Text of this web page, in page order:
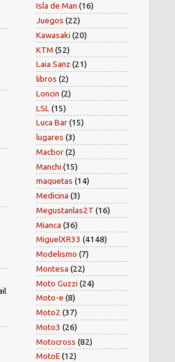
Isla de Man (16)
Juegos (22)
Kawasaki (20)
KTM (52)
Laia Sanz (21)
libros (2)
Loncin (2)
LSL (15)
Luca Bar(15)
lugares (3)
Macbor(2)
Manchi (15)
maquetas (14)
Medicina (3)
Megustanlas2T (16)
Mianca (36)
MiguelXR33 (4148)
Modelismo (7)
Montesa (22)
Moto Guzzi (24)
Moto-e (8)
Moto2 (37)
Moto3 (26)
Motocross (82)
MotoE(12)